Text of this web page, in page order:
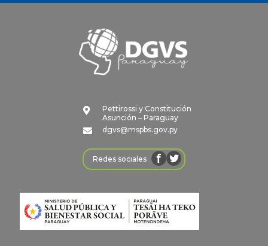

Pettirossi y Constitución
Asunción – Paraguay

dgvs@mspbs.gov.py
Redes sociales